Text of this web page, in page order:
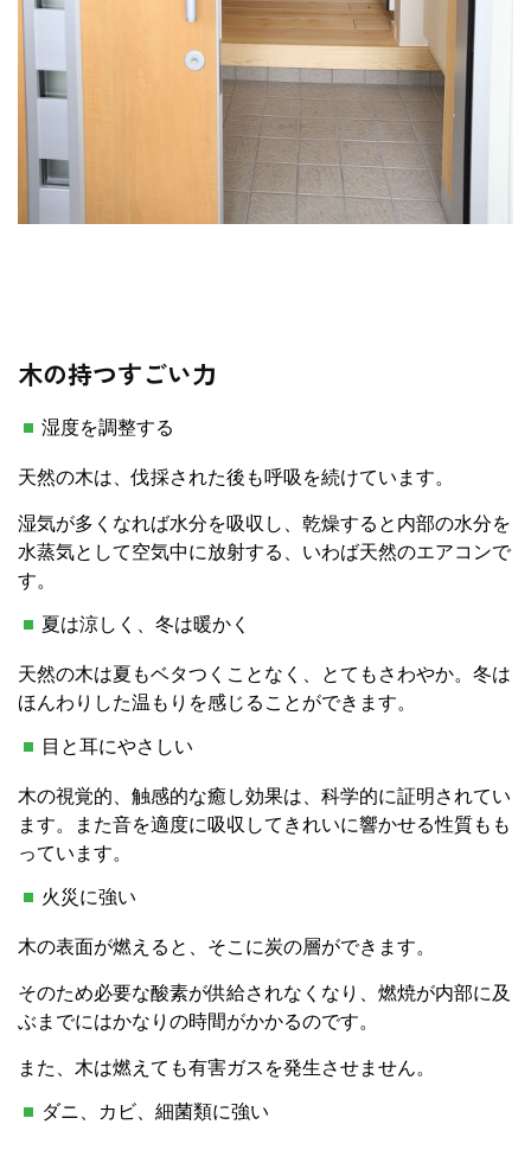
木の持つすごい力
湿度を調整する
天然の木は、伐採された後も呼吸を続けています。
湿気が多くなれば水分を吸収し、乾燥すると内部の水分を
水蒸気として空気中に放射する、いわば天然のエアコンで
す。
夏は涼しく、冬は暖かく
天然の木は夏もベタつくことなく、とてもさわやか。冬は
ほんわりした温もりを感じることができます。
目と耳にやさしい
木の視覚的、触感的な癒し効果は、科学的に証明されてい
ます。また音を適度に吸収してきれいに響かせる性質もも
っています。
火災に強い
木の表面が燃えると、そこに炭の層ができます。
そのため必要な酸素が供給されなくなり、燃焼が内部に及
ぶまでにはかなりの時間がかかるのです。
また、木は燃えても有害ガスを発生させません。
ダニ、カビ、細菌類に強い